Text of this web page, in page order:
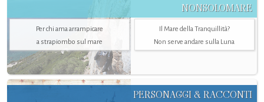
NONSOLOMARE
Per chi ama arrampicare
a strapiombo sul mare
Il Mare della Tranquillità?
Non serve andare sulla Luna
PERSONAGGI & RACCONTI